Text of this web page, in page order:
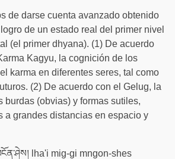
de darse cuenta avanzado obtenido
de un estado real del primer nivel
(el primer dhyana). (1) De acuerdo
Kagyu, la cognición de los
karma en diferentes seres, tal como
(2) De acuerdo con el Gelug, la
burdas (obvias) y formas sutiles,
a grandes distancias en espacio y
lha'i mig-gi mngon-shes